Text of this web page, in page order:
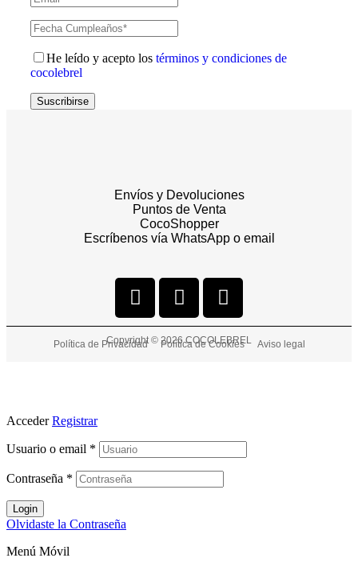
He leído y acepto los términos y condiciones de
cocolebrel
Suscribirse
Envíos y Devoluciones
Puntos de Venta
CocoShopper
Escríbenos vía WhatsApp o email
Copyright © 2026 COCOLEBREL
Política de Privacidad Política de Cookies Aviso legal
Acceder Registrar
Usuario o email *
Contraseña *
Login
Olvidaste la Contraseña
Menú Móvil